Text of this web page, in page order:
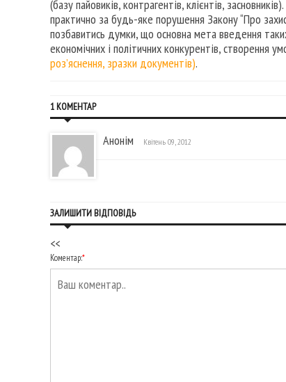
(базу пайовиків, контрагентів, клієнтів,
практично за будь-яке порушення Закону “Про
позбавитись думки, що основна мета введення
економічних і політичних конкурентів, створення
роз’яснення, зразки документів).
1 КОМЕНТАР
Анонім Квітень 09, 2012
ЗАЛИШИТИ ВІДПОВІДЬ
<<
Коментар:*